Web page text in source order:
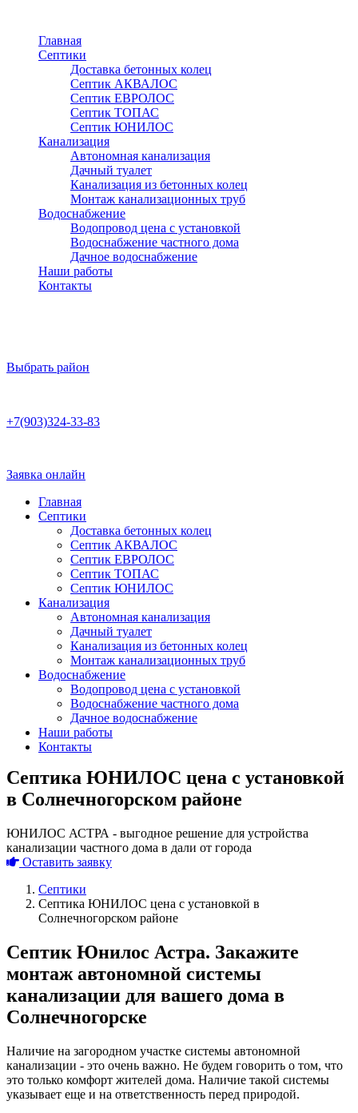
основному
содержанию
Главная
Септики
Доставка бетонных колец
Септик АКВАЛОС
Септик ЕВРОЛОС
Септик ТОПАС
Септик ЮНИЛОС
Канализация
Автономная канализация
Дачный туалет
Канализация из бетонных колец
Монтаж канализационных труб
Водоснабжение
Водопровод цена с установкой
Водоснабжение частного дома
Дачное водоснабжение
Наши работы
Контакты
Выбрать район
+7(903)324-33-83
Заявка онлайн
Главная
Септики
Доставка бетонных колец
Септик АКВАЛОС
Септик ЕВРОЛОС
Септик ТОПАС
Септик ЮНИЛОС
Канализация
Автономная канализация
Дачный туалет
Канализация из бетонных колец
Монтаж канализационных труб
Водоснабжение
Водопровод цена с установкой
Водоснабжение частного дома
Дачное водоснабжение
Наши работы
Контакты
Септика ЮНИЛОС цена с установкой
в Солнечногорском районе
ЮНИЛОС АСТРА - выгодное решение для устройства
канализации частного дома в дали от города
Оставить заявку
Септики
Септика ЮНИЛОС цена с установкой в
Солнечногорском районе
Септик Юнилос Астра. Закажите
монтаж автономной системы
канализации для вашего дома в
Солнечногорске
Наличие на загородном участке системы автономной
канализации - это очень важно. Не будем говорить о том, что
это только комфорт жителей дома. Наличие такой системы
указывает еще и на ответственность перед природой.